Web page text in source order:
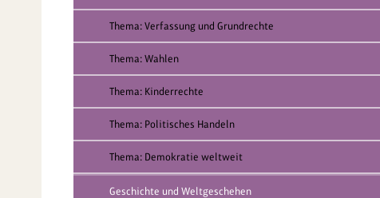
Thema: Verfassung und Grundrechte
Thema: Wahlen
Thema: Kinderrechte
Thema: Politisches Handeln
Thema: Demokratie weltweit
Geschichte und Weltgeschehen